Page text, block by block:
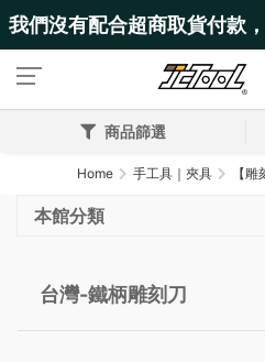
我們沒有配合超商取貨付款
台上
商品篩選
Home 手工具｜夾具 【雕
本館分類
台灣-鐵柄雕刻刀